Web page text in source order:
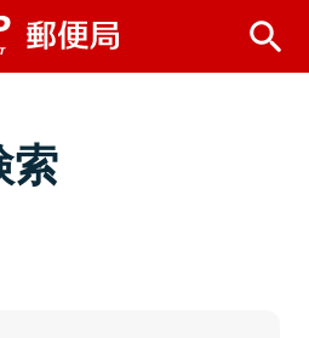
索